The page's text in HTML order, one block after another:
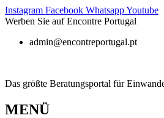
Zum
Inhalt
Instagram Facebook WhatsappYoutube
Werben Sie auf Encontre Portugal
admin@encontreportugal.pt
Das größte Beratungsportal für
MENÜ